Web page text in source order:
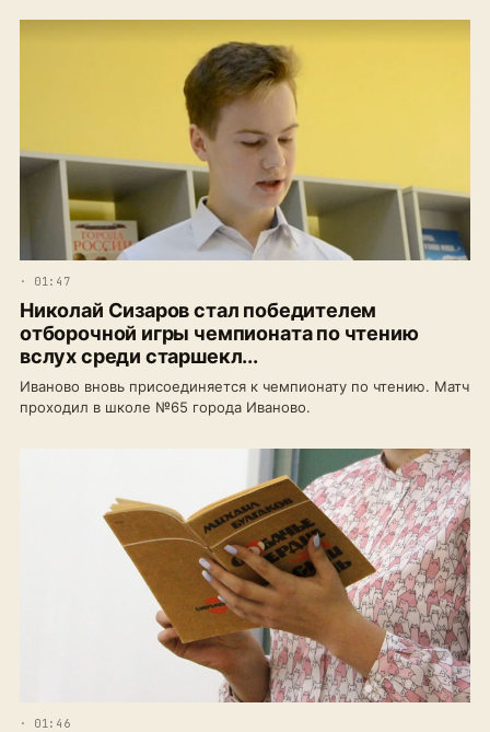
· 01:47
Николай Сизаров стал победителем
отборочной игры чемпионата по чтению
вслух среди старшекл...
Иваново вновь присоединяется к чемпионату по чтению. Матч
проходил в школе №65 города Иваново.
· 01:46